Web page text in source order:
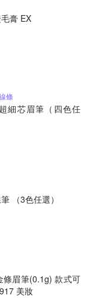
膏 EX
條
細芯眉筆（四色任
（3色任選）
條眉筆(0.1g) 款式可
美妝